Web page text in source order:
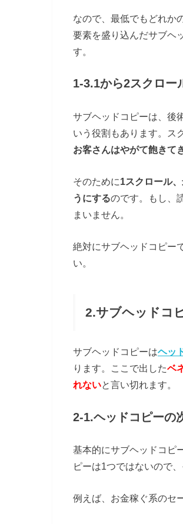
なので、最低でもどれか
要素を盛り込んだサブヘ
す。
1-3.1から2スクロー
サブヘッドコピーは、後
いう役割もあります。ス
お客さんはやがて飽きて
そのために1スクロール
うにするのです。もし、
まいません。
絶対にサブヘッドコピー
い。
2.サブヘッドコ
サブヘッドコピーはヘッ
ります。ここで出したベ
れないと言い切れます。
2-1.ヘッドコピーの
基本的にサブヘッドコピ
ピーは1つではないので
例えば、お金稼ぐ系のセ